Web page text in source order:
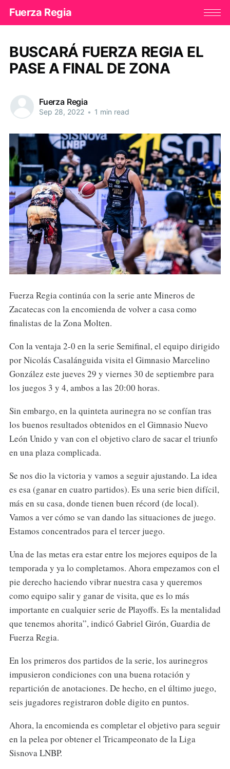
Fuerza Regia
BUSCARÁ FUERZA REGIA EL
PASE A FINAL DE ZONA
Fuerza Regia
Sep 28, 2022 • 1 min read
Fuerza Regia continúa con la serie ante Mineros de
Zacatecas con la encomienda de volver a casa como
finalistas de la Zona Molten.
Con la ventaja 2-0 en la serie Semifinal, el equipo dirigido
por Nicolás Casalánguida visita el Gimnasio Marcelino
González este jueves 29 y viernes 30 de septiembre para
los juegos 3 y 4, ambos a las 20:00 horas.
Sin embargo, en la quinteta aurinegra no se confían tras
los buenos resultados obtenidos en el Gimnasio Nuevo
León Unido y van con el objetivo claro de sacar el triunfo
en una plaza complicada.
Se nos dio la victoria y vamos a seguir ajustando. La idea
es esa (ganar en cuatro partidos). Es una serie bien difícil,
más en su casa, donde tienen buen récord (de local).
Vamos a ver cómo se van dando las situaciones de juego.
Estamos concentrados para el tercer juego.
Una de las metas era estar entre los mejores equipos de la
temporada y ya lo completamos. Ahora empezamos con el
pie derecho haciendo vibrar nuestra casa y queremos
como equipo salir y ganar de visita, que es lo más
importante en cualquier serie de Playoffs. Es la mentalidad
que tenemos ahorita”, indicó Gabriel Girón, Guardia de
Fuerza Regia.
En los primeros dos partidos de la serie, los aurinegros
impusieron condiciones con una buena rotación y
repartición de anotaciones. De hecho, en el último juego,
seis jugadores registraron doble digito en puntos.
Ahora, la encomienda es completar el objetivo para seguir
en la pelea por obtener el Tricampeonato de la Liga
Sisnova LNBP.